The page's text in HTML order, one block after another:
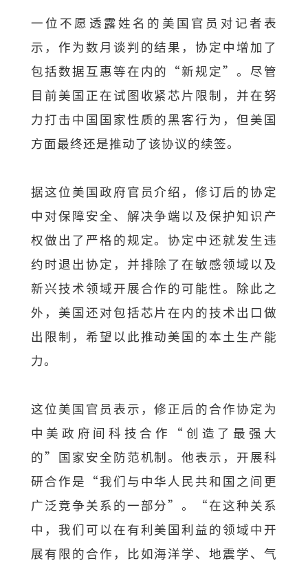
一位不愿透露姓名的美国官员对记者表
示，作为数月谈判的结果，协定中增加了
包括数据互惠等在内的“新规定”。尽管
目前美国正在试图收紧芯片限制，并在努
力打击中国国家性质的黑客行为，但美国
方面最终还是推动了该协议的续签。
据这位美国政府官员介绍，修订后的协定
中对保障安全、解决争端以及保护知识产
权做出了严格的规定。协定中还就发生违
约时退出协定，并排除了在敏感领域以及
新兴技术领域开展合作的可能性。除此之
外，美国还对包括芯片在内的技术出口做
出限制，希望以此推动美国的本土生产能
力。
这位美国官员表示，修正后的合作协定为
中美政府间科技合作“创造了最强大
的”国家安全防范机制。他表示，开展科
研合作是“我们与中华人民共和国之间更
广泛竞争关系的一部分”。“在这种关系
中，我们可以在有利美国利益的领域中开
展有限的合作，比如海洋学、地震学、气